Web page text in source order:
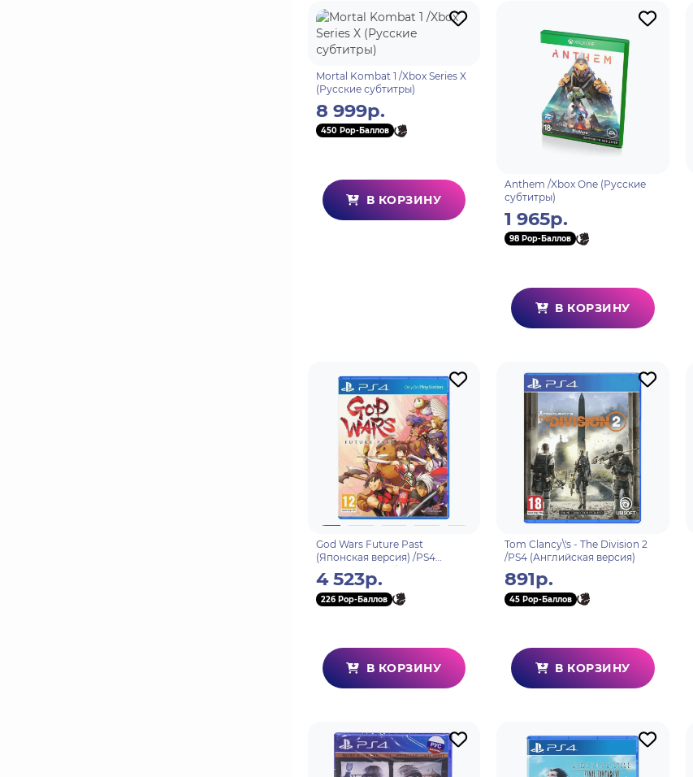
Mortal Kombat 1 /Xbox Series X
(Русские субтитры)
8 999р.
450 Pop-Баллов
В КОРЗИНУ
Anthem /Xbox One (Русские
субтитры)
1 965р.
98 Pop-Баллов
В КОРЗИНУ
God Wars Future Past
(Японская версия) /PS4
Английские субтитры
4 523р.
226 Pop-Баллов
В КОРЗИНУ
Tom Clancy\'s - The Division 2
/PS4 (Английская версия)
891р.
45 Pop-Баллов
В КОРЗИНУ